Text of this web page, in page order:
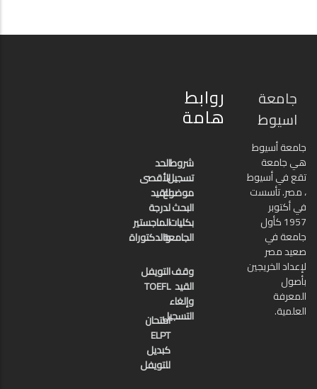
جامعة
اسيوط
جامعة أسيوط
هي جامعة
تقع في أسيوط
، مصر. تأسست
في أكتوبر
1957 كأول
جامعة في
صعيد مصر
لإعداد الخريجين
بأصول
المعرفة
العلمية.
روابط
هامة
شروط
تسجيل
موضوع
البحث
بكليات
الجامعة
الحد
الأقصى
للقيد
لدرجة
الماجستير
والدكتوراة
وقف
القيد
وإلغاء
التسجيل
التويفل
TOEFL
امتحان
ELPT
كبديل
للتويفل